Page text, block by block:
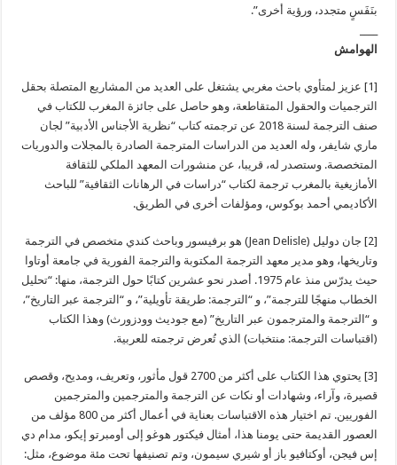
بنَفَسٍ متجدد، ورؤية أخرى”.
الهوامش
[1] عزيز لمتأوي باحث مغربي يشتغل على العديد من المشاريع المتصلة بحقل
الترجميات والحقول المتقاطعة، وهو حاصل على جائزة المغرب للكتاب في
صنف الترجمة لسنة 2018 عن ترجمته كتاب “نظرية الأجناس الأدبية” لجان
ماري شايفر، وله العديد من الدراسات المترجمة الصادرة بالمجلات والدوريات
المتخصصة. وستصدر له، قريبا، عن منشورات المعهد الملكي للثقافة
الأمازيغية بالمغرب ترجمة لكتاب “دراسات في الرهانات الثقافية” للباحث
الأكاديمي أحمد بوكوس، ومؤلفات أخرى في الطريق.
[2] جان دوليل (Jean Delisle) هو برفيسور وباحث كندي متخصص في الترجمة
وتاريخها، وهو مدير معهد الترجمة المكتوبة والترجمة الفورية في جامعة أوتاوا
حيث يدرّس منذ عام 1975. أصدر نحو عشرين كتابًا حول الترجمة، منها: “تحليل
الخطاب منهجًا للترجمة”، و “الترجمة: طريقة تأويلية”، و “الترجمة عبر التاريخ”،
و “الترجمة والمترجمون عبر التاريخ” (مع جوديث وودزورث) وهذا الكتاب
(اقتباسات الترجمة: منتخبات) الذي تُعرض ترجمته للعربية.
[3] يحتوي هذا الكتاب على أكثر من 2700 قول مأثور، وتعريف، ومديح، وقصص
قصيرة، وآراء، وشهادات أو نكات عن الترجمة والمترجمين والمترجمين
الفوريين. تم اختيار هذه الاقتباسات بعناية في أعمال أكثر من 800 مؤلف من
العصور القديمة حتى يومنا هذا، أمثال فيكتور هوغو إلى أومبرتو إيكو، مدام دي
إس فيجن، أوكتافيو باز أو شيري سيمون، وتم تصنيفها تحت مئة موضوع، مثل: